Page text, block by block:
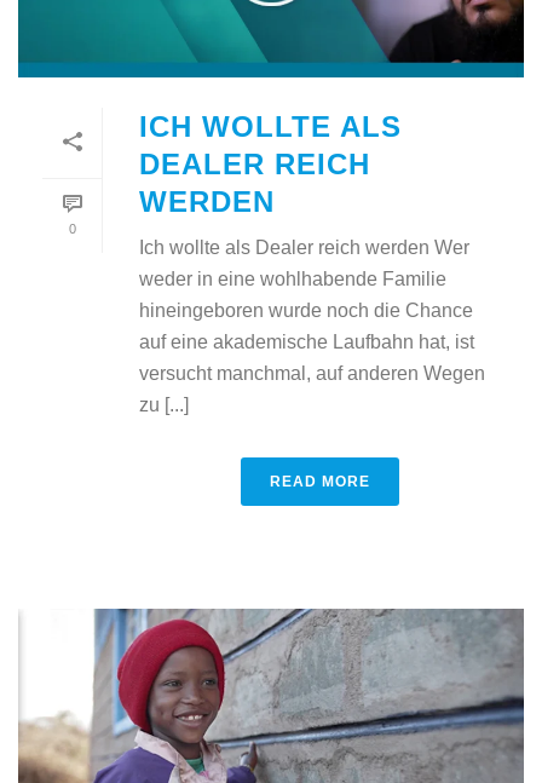
0
ICH WOLLTE ALS
DEALER REICH
WERDEN
Ich wollte als Dealer reich werden Wer
weder in eine wohlhabende Familie
hineingeboren wurde noch die Chance
auf eine akademische Laufbahn hat, ist
versucht manchmal, auf anderen Wegen
zu [...]
READ MORE